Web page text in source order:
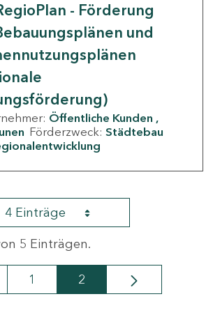
- Förderung
und
Öffentliche Kunden
Förderzweck: Städtebau
4 Einträge
5 Einträgen.
Seite
1 Seite
2